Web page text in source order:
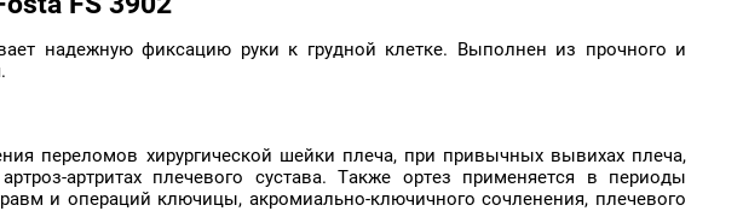
надежную фиксацию руки к грудной клетке. Выполнен из прочного и
переломов хирургической шейки плеча, при привычных вывихах плеча,
артритах плечевого сустава. Также ортез применяется в периоды
и операций ключицы, акромиально-ключичного сочленения, плечевого